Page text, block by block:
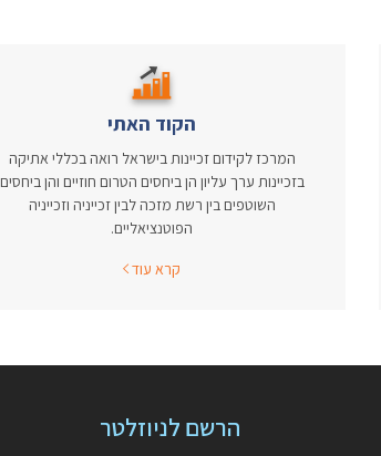
הקוד האתי
המרכז לקידום זכיינות בישראל רואה בכללי אתיקה
בזכיינות ערך עליון הן ביחסים הטרום חוזיים והן ביחסים
השוטפים בין רשת מזכה לבין זכייניה וזכייניה
הפוטנציאליים.
קרא עוד
הרשם לניוזלטר